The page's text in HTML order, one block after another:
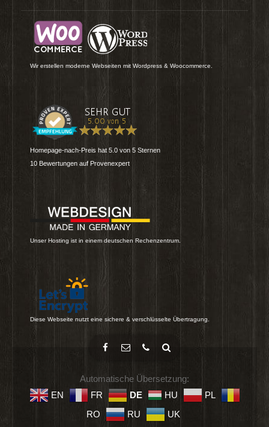
Wir erstellen moderne Webseiten mit Wordpress & Woocommerce.
Homepage-nach-Preis hat 5.0 von 5 Sternen
10 Bewertungen auf Provenexpert
Unser Hosting ist in einem deutschen Rechenzentrum.
Diese Webseite nutzt eine sichere & verschlüsselte Übertragung.
Automatische Übersetzung:
EN
FR DE HU
PL
RO
RU UK